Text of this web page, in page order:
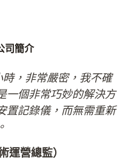
司簡介
，非常嚴密，我不確
一個非常巧妙的解決方
置記錄儀，而無需重新
運營總監）